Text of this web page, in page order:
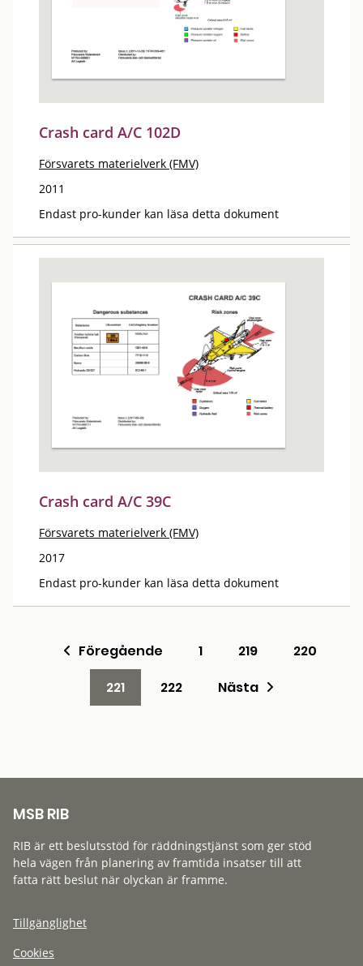
Crash card A/C 102D
Försvarets materielverk (FMV)
2011
Endast pro-kunder kan läsa detta dokument
Crash card A/C 39C
Försvarets materielverk (FMV)
2017
Endast pro-kunder kan läsa detta dokument
Föregående 1 219
220
221
222 Nästa
MSB RIB
RIB är ett beslutsstöd för räddningstjänst som ger stöd
hela vägen från planering av framtida insatser till att
fatta rätt beslut när olyckan är framme.
Tillgänglighet
Cookies